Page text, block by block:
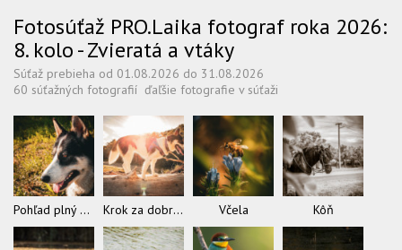
Fotosúťaž PRO.Laika fotograf roka 2026:
8. kolo - Zvieratá a vtáky
Súťaž prebieha od 01.08.2026 do 31.08.2026
60 súťažných fotografií ďaľšie fotografie v súťaži
Pohľad plný slobody Krok za dobrodružstvom Včela Kôň